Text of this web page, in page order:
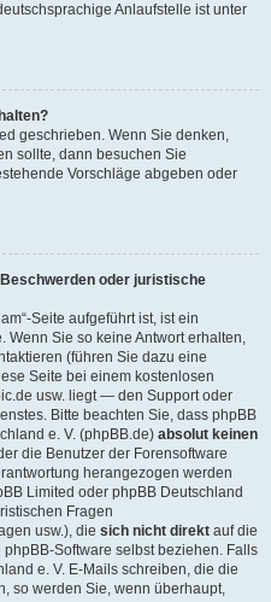
Anlaufstelle ist unter
geschrieben. Wenn Sie denken,
sollte, dann besuchen Sie
Vorschläge abgeben oder
oder juristische
Seite aufgeführt ist, ist ein
Wenn Sie so keine Antwort erhalten,
(führen Sie dazu eine
Seite bei einem kostenlosen
usw. liegt — den Support oder
Bitte beachten Sie, dass phpBB
e. V. (phpBB.de) absolut keinen
die Benutzer der Forensoftware
herangezogen werden
Limited oder phpBB Deutschland
Fragen
usw.), die sich nicht direkt auf die
Software selbst beziehen. Falls
e. V. E-Mails schreiben, die die
so werden Sie, wenn überhaupt,